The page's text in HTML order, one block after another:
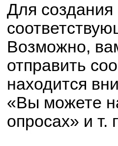
Для
Возможно,
отправить
находится
«Вы можете
опросах» и т.